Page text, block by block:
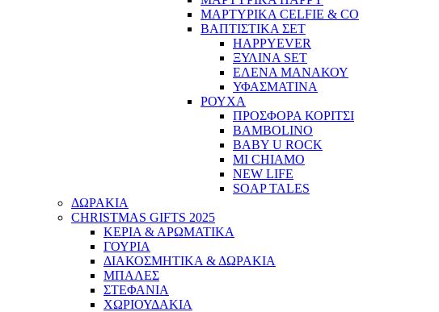
ΜΑΡΤΥΡΙΚΑ CELFIE & CO
ΒΑΠΤΙΣΤΙΚΑ ΣΕΤ
HAPPYEVER
ΞΥΛΙΝΑ SET
ΕΛΕΝΑ ΜΑΝΑΚΟΥ
ΥΦΑΣΜΑΤΙΝΑ
ΡΟΥΧΑ
ΠΡΟΣΦΟΡΑ ΚΟΡΙΤΣΙ
BAMBOLINO
BABY U ROCK
MI CHIAMO
NEW LIFE
SOAP TALES
ΔΩΡΑΚΙΑ
CHRISTMAS GIFTS 2025
ΚΕΡΙΑ & ΑΡΩΜΑΤΙΚΑ
ΓΟΥΡΙΑ
ΔΙΑΚΟΣΜΗΤΙΚΑ & ΔΩΡΑΚΙΑ
ΜΠΑΛΕΣ
ΣΤΕΦΑΝΙΑ
ΧΩΡΙΟΥΔΑΚΙΑ